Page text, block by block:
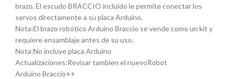
brazo. El escudo BRACCIO incluido le permite conectar los
servos directamente a su placa Arduino.
Nota:El brazo robótico Arduino Braccio se vende como un kit y
requiere ensamblaje antes de su uso.
Nota:No incluye placa Arduino
Actualizaciones:Revisar tambien el nuevoRobot
Arduino Braccio++